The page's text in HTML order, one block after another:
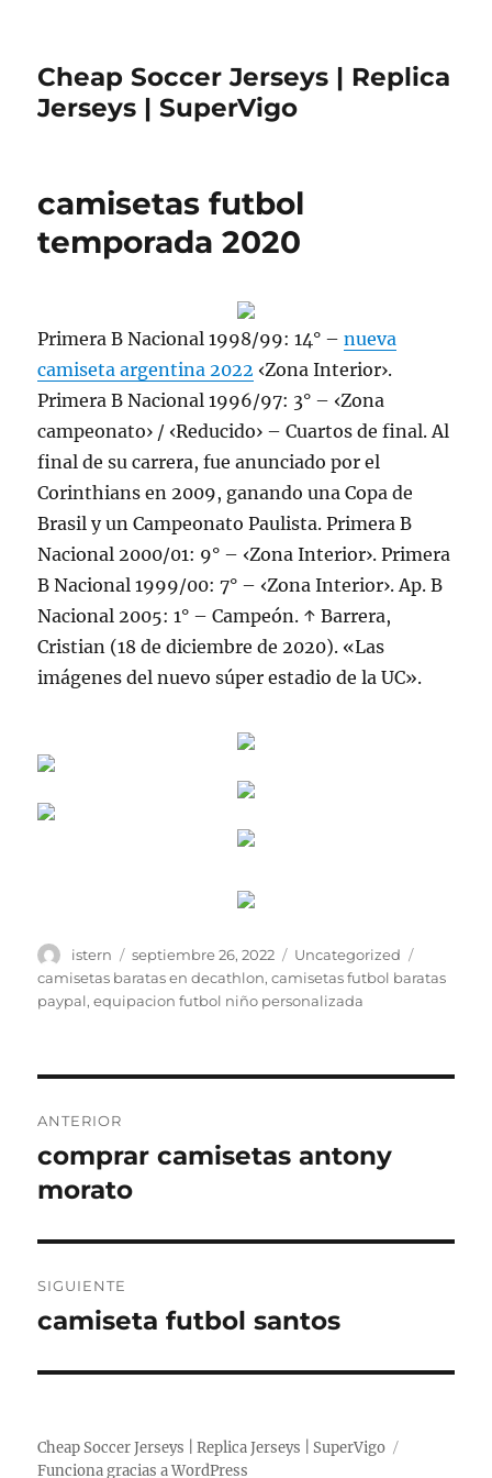
Cheap Soccer Jerseys | Replica
Jerseys | SuperVigo
camisetas futbol
temporada 2020
Primera B Nacional 1998/99: 14° –nueva
camiseta argentina 2022 ‹Zona Interior›.
Primera B Nacional 1996/97: 3° – ‹Zona
campeonato› / ‹Reducido› – Cuartos de final. Al
final de su carrera, fue anunciado por el
Corinthians en 2009, ganando una Copa de
Brasil y un Campeonato Paulista. Primera B
Nacional 2000/01: 9° – ‹Zona Interior›. Primera
B Nacional 1999/00: 7° – ‹Zona Interior›. Ap. B
Nacional 2005: 1° – Campeón. ↑ Barrera,
Cristian (18 de diciembre de 2020). «Las
imágenes del nuevo súper estadio de la UC».
Autor
istern
Publicado
el
septiembre 26, 2022 Categorías
Uncategorized
camisetas baratas en decathlon,camisetas futbol baratas
paypal,equipacion futbol niño personalizada
de
entradas
ANTERIOR
Entrada
anterior:
comprar camisetas antony
morato
SIGUIENTE
Entrada
camiseta futbol santos
Cheap Soccer Jerseys | Replica Jerseys | SuperVigo
Funciona gracias a WordPress